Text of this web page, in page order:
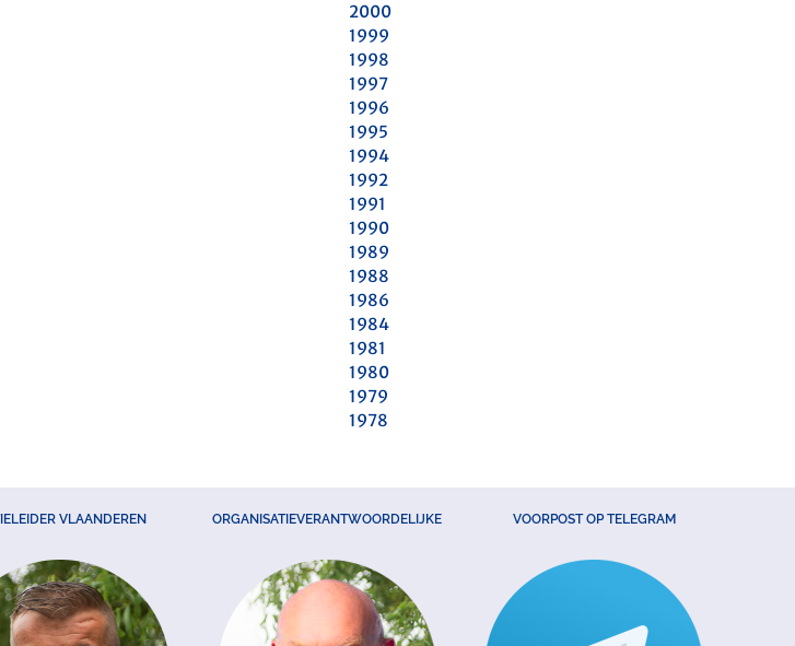
2000
1999
1998
1997
1996
1995
1994
1992
1991
1990
1989
1988
1986
1984
1981
1980
1979
1978
VLAANDEREN ORGANISATIEVERANTWOORDELIJKE VOORPOST OP TELEGRAM